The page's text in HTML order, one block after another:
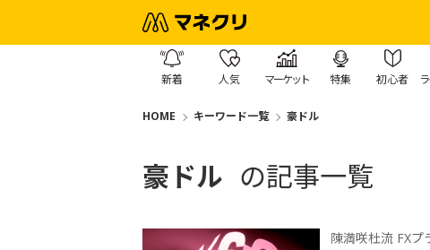
新着 人気 マーケット 特集 初心者
HOME キーワード一覧 豪ドル
豪ドル の記事一覧
陳満咲杜流 FXプ